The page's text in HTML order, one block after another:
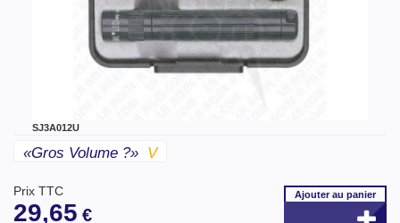
SJ3A012U
«gros Volume ?» V
Prix TTC
29,65 €
Ajouterau panier